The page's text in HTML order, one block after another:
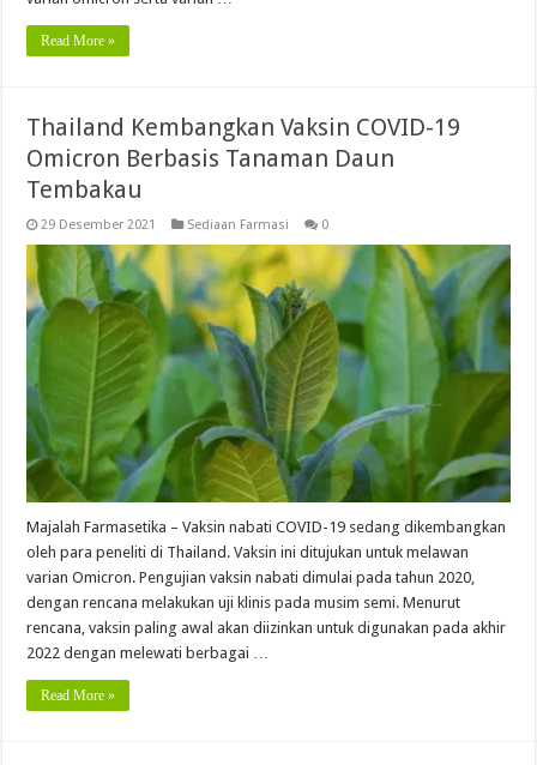
Read More »
Thailand Kembangkan Vaksin COVID-19
Omicron Berbasis Tanaman Daun
Tembakau
29 Desember 2021 Sediaan Farmasi 0
Majalah Farmasetika – Vaksin nabati COVID-19 sedang dikembangkan
oleh para peneliti di Thailand. Vaksin ini ditujukan untuk melawan
varian Omicron. Pengujian vaksin nabati dimulai pada tahun 2020,
dengan rencana melakukan uji klinis pada musim semi. Menurut
rencana, vaksin paling awal akan diizinkan untuk digunakan pada akhir
2022 dengan melewati berbagai …
Read More »